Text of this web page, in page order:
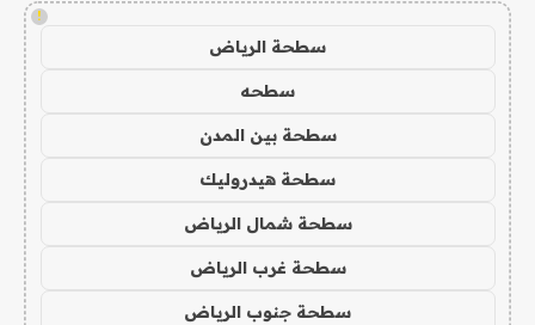
!
سطحة الرياض
سطحه
سطحة بين المدن
سطحة هيدروليك
سطحة شمال الرياض
سطحة غرب الرياض
سطحة جنوب الرياض